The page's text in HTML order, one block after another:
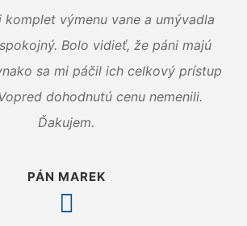
komplet výmenu vane a umývadla
Bolo vidieť, že páni majú
sa mi páčil ich celkový prístup
dohodnutú cenu nemenili.
Ďakujem.
PÁN MAREK